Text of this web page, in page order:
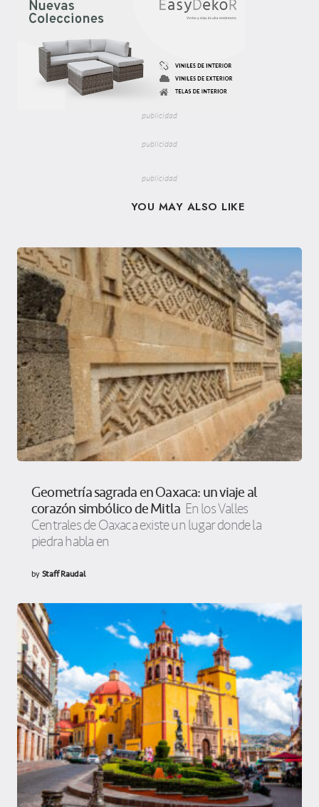
publicidad
publicidad
publicidad
YOU MAY ALSO LIKE
Geometría sagrada en Oaxaca: un viaje al
corazón simbólico de Mitla En los Valles
Centrales de Oaxaca existe un lugar donde la
piedra habla en
byStaff Raudal